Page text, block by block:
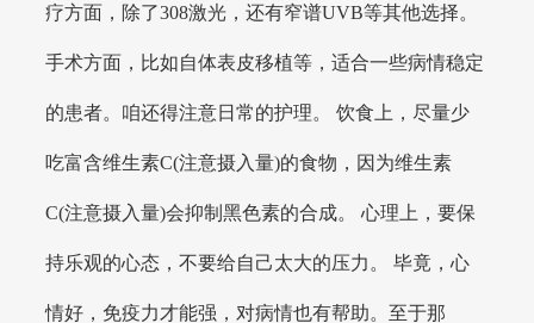
疗方面，除了308激光，还有窄谱UVB等其他选择。
手术方面，比如自体表皮移植等，适合一些病情稳定
的患者。咱还得注意日常的护理。 饮食上，尽量少
吃富含维生素C(注意摄入量)的食物，因为维生素
C(注意摄入量)会抑制黑色素的合成。 心理上，要保
持乐观的心态，不要给自己太大的压力。 毕竟，心
情好，免疫力才能强，对病情也有帮助。至于那